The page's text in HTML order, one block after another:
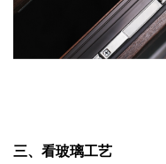
三、看玻璃工艺